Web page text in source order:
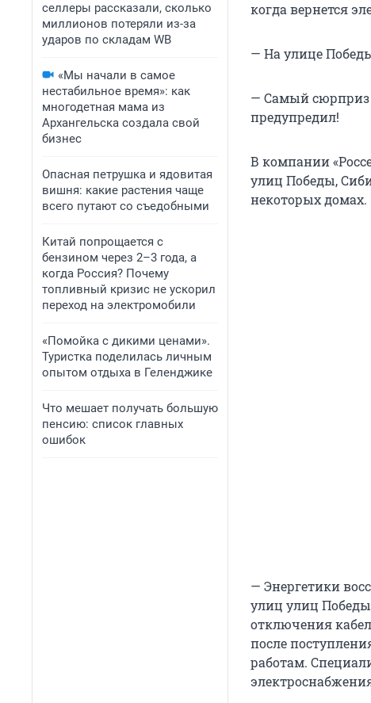
селлеры рассказали, сколько
миллионов потеряли из-за
ударов по складам WB
«Мы начали в самое
нестабильное время»: как
многодетная мама из
Архангельска создала свой
бизнес
Опасная петрушка и ядовитая
вишня: какие растения чаще
всего путают со съедобными
Китай попрощается с
бензином через 2–3 года, а
когда Россия? Почему
топливный кризис не ускорил
переход на электромобили
«Помойка с дикими ценами».
Туристка поделилась личным
опытом отдыха в Геленджике
Что мешает получать большую
пенсию: список главных
ошибок
когда вернется
— На улице
— Самый сюрприз
предупредил!
В компании
улиц Победы,
некоторых домах.
— Энергетики
улиц улиц
отключения
после
работам.